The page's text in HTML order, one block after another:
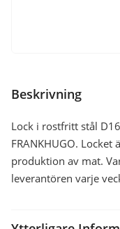
Beskrivning
Lock i rostfritt stål
FRANKHUGO.
produktion av mat.
leverantören varje